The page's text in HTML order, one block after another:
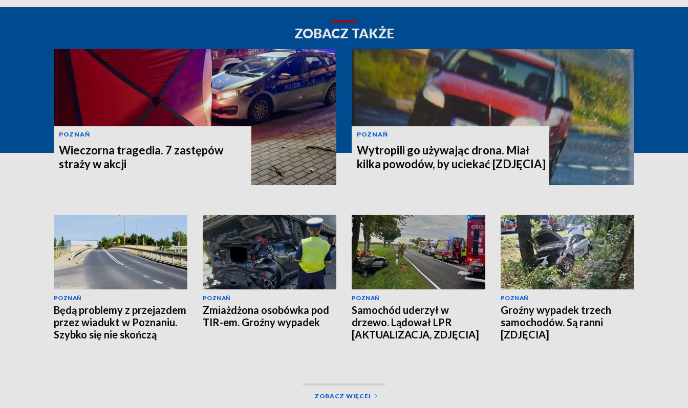
ZOBACZ TAKŻE
POZNAŃ
Wieczorna tragedia. 7 zastępów
straży w akcji
POZNAŃ
Wytropili go używając drona. Miał
kilka powodów, by uciekać [ZDJĘCIA]
POZNAŃ
Będą problemy z przejazdem
przez wiadukt w Poznaniu.
Szybko się nie skończą
POZNAŃ
Zmiażdżona osobówka pod
TIR-em. Groźny wypadek
POZNAŃ
Samochód uderzył w
drzewo. Lądował LPR
[AKTUALIZACJA, ZDJĘCIA]
POZNAŃ
Groźny wypadek trzech
samochodów. Są ranni
[ZDJĘCIA]
ZOBACZ WIĘCEJ